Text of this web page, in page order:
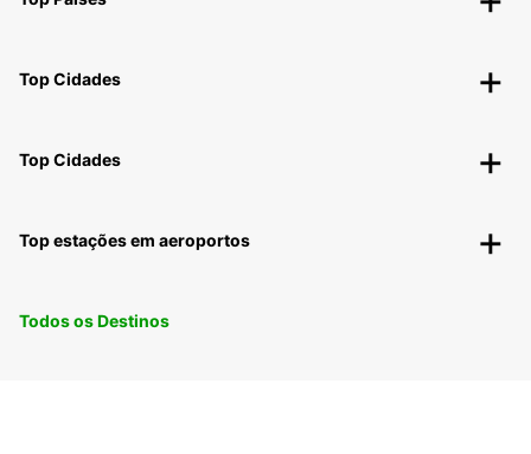
Top Cidades
Top Cidades
Top estações em aeroportos
Todos os Destinos